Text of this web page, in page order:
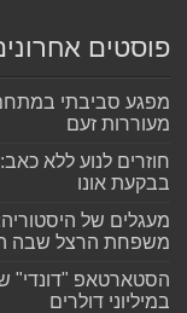
פוסטים
מעוררות זעם
חוזרים לנוע ללא
בבקעת אונו
מעגלים של
משפחת הרצל שבה
הסטארטאפ "דונדי"
במיליוני דולרים